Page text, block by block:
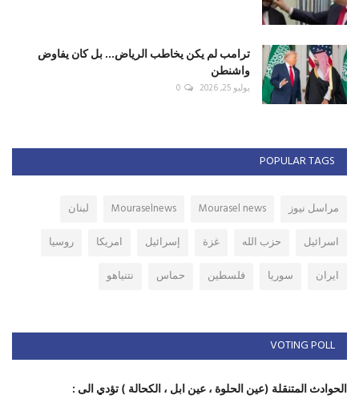
ترامب لم يكن يخاطب الرياض... بل كان يفاوض
واشنطن
يوليو 25, 2026 0
POPULAR TAGS
مراسل نيوز Mourasel news
Mouraselnews
لبنان
اسرائيل
حزب الله غزة إسرائيل امريكا
روسيا
ايران
سوريا فلسطين حماس نتنياهو
VOTING POLL
الحوادث المتنقلة (عين الحلوة ، عين ابل ، الكحالة ) تؤدي الى :